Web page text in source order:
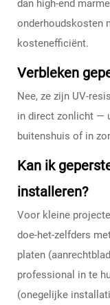
dan high-end
onderhoudskosten
kostenefficiënt.
Verbleken
Nee, ze zijn UV-
in direct zonlicht —
buitenshuis of in
Kan ik
installeren?
Voor kleine
doe-het-zelfders
platen
professional in te
(onegelijke